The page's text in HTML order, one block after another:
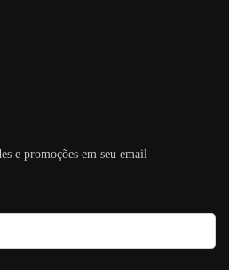
e promoções em seu email